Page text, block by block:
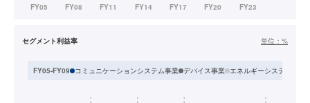
セグメント利益率 単位： %
FY05-FY09 コミュニケーションシステム事業 デバイス事業 エネルギーシステム事業